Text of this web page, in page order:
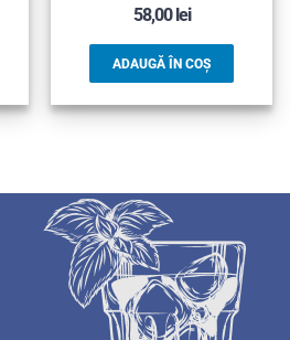
58,00lei
ADAUGĂ ÎN COȘ